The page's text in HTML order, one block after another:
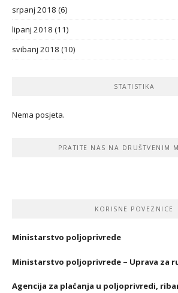
srpanj 2018 (6)
lipanj 2018 (11)
svibanj 2018 (10)
STATISTIKA
Nema posjeta.
PRATITE NAS NA DRUŠTVENIM
KORISNE POVEZNICE
Ministarstvo poljoprivrede
Ministarstvo poljoprivrede – Uprava za
Agencija za plaćanja u poljoprivredi,